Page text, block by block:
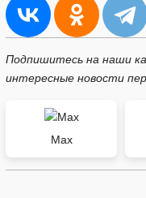
Подпишитесь на наши
интересные новости
Max